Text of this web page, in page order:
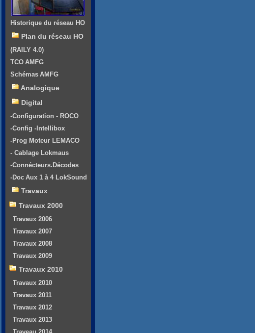
Historique du réseau HO
Plan du réseau HO
(RAILY 4.0)
TCO AMFG
Schémas AMFG
Analogique
Digital
-Configuration - ROCO
-Config -Intellibox
-Prog Moteur LEMACO
- Cablage Lokmaus
-Connécteurs.Décodes
-Doc Aux 1 à 4 LokSound
Travaux
Travaux 2000
Travaux 2006
Travaux 2007
Travaux 2008
Travaux 2009
Travaux 2010
Travaux 2010
Travaux 2011
Travaux 2012
Travaux 2013